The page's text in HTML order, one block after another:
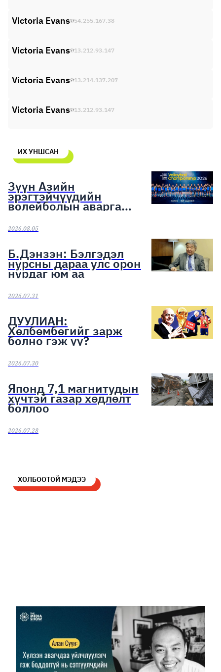
Victoria Evans 54.255.167.38
Victoria Evans 13.212.93.147
Victoria Evans 13.214.137.207
Victoria Evans 13.212.93.147
ИХ УНШСАН
Зүүн Азийн
эрэгтэйчүүдийн
волейболын аварга
шалгаруулах тэмцээн
эхэллээ
2026.08.05
Б.Дэнзэн: Бэлгэдэл
нурсны дараа улс орон
нурдаг юм аа
2026.07.31
ДУУЛИАН:
Хөлбөмбөгийг зарж
болно гэж үү?
2026.07.30
Японд 7,1 магнитудын
хүчтэй газар хөдлөлт
боллоо
2026.07.28
ХОЛБООТОЙ МЭДЭЭ